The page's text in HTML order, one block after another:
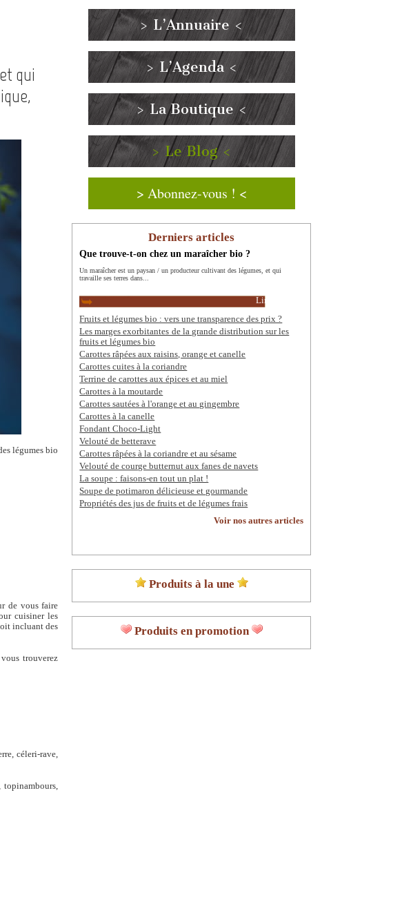
qui
légumes bio
de vous faire
cuisiner les
incluant des
trouverez
céleri-rave,
topinambours,
> L’Annuaire <
> L’Agenda <
> La Boutique <
> Le Blog <
> Abonnez-vous ! <
Derniers articles
Que trouve-t-on chez un maraîcher bio ?
Un maraîcher est un paysan / un producteur cultivant des légumes, et qui
travaille ses terres dans...
Lire la suite
Fruits et légumes bio : vers une transparence des prix ?
Les marges exorbitantes de la grande distribution sur les
fruits et légumes bio
Carottes râpées aux raisins, orange et canelle
Carottes cuites à la coriandre
Terrine de carottes aux épices et au miel
Carottes à la moutarde
Carottes sautées à l'orange et au gingembre
Carottes à la canelle
Fondant Choco-Light
Velouté de betterave
Carottes râpées à la coriandre et au sésame
Velouté de courge butternut aux fanes de navets
La soupe : faisons-en tout un plat !
Soupe de potimaron délicieuse et gourmande
Propriétés des jus de fruits et de légumes frais
Voir nos autres articles
Produits à la une
Produits en promotion